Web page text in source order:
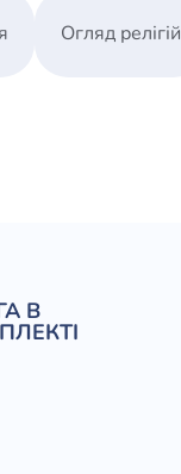
Огляд релігій
В